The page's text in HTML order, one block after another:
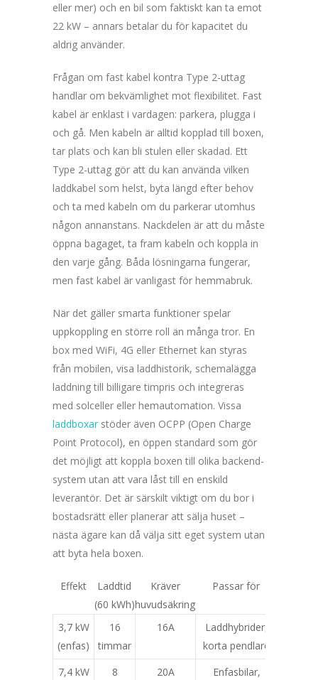
eller mer) och en bil som faktiskt kan ta emot
22 kW – annars betalar du för kapacitet du
aldrig använder.
Frågan om fast kabel kontra Type 2-uttag
handlar om bekvämlighet mot flexibilitet. Fast
kabel är enklast i vardagen: parkera, plugga i
och gå. Men kabeln är alltid kopplad till boxen,
tar plats och kan bli stulen eller skadad. Ett
Type 2-uttag gör att du kan använda vilken
laddkabel som helst, byta längd efter behov
och ta med kabeln om du parkerar utomhus
någon annanstans. Nackdelen är att du måste
öppna bagaget, ta fram kabeln och koppla in
den varje gång. Båda lösningarna fungerar,
men fast kabel är vanligast för hemmabruk.
När det gäller smarta funktioner spelar
uppkoppling en större roll än många tror. En
box med WiFi, 4G eller Ethernet kan styras
från mobilen, visa laddhistorik, schemalägga
laddning till billigare timpris och integreras
med solceller eller hemautomation. Vissa
laddboxar stöder även OCPP (Open Charge
Point Protocol), en öppen standard som gör
det möjligt att koppla boxen till olika backend-
system utan att vara låst till en enskild
leverantör. Det är särskilt viktigt om du bor i
bostadsrätt eller planerar att sälja huset –
nästa ägare kan då välja sitt eget system utan
att byta hela boxen.
Effekt
Laddtid
(60 kWh)
Kräver
huvudsäkring
Passar för
3,7 kW
(enfas)
16
timmar
16A
Laddhybrider,
korta pendlare
7,4 kW
8
20A
Enfasbilar,